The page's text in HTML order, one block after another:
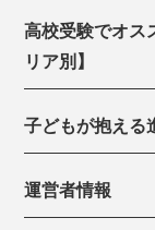
高校受験でオス
リア別】
子どもが抱える
運営者情報